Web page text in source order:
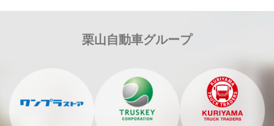
栗山自動車グループ